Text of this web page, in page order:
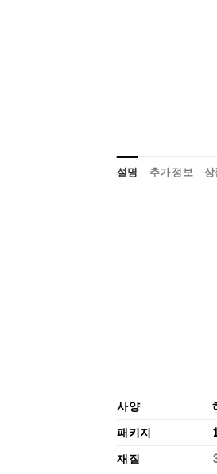
설명 추가 정보 상
사양
패키지
재질